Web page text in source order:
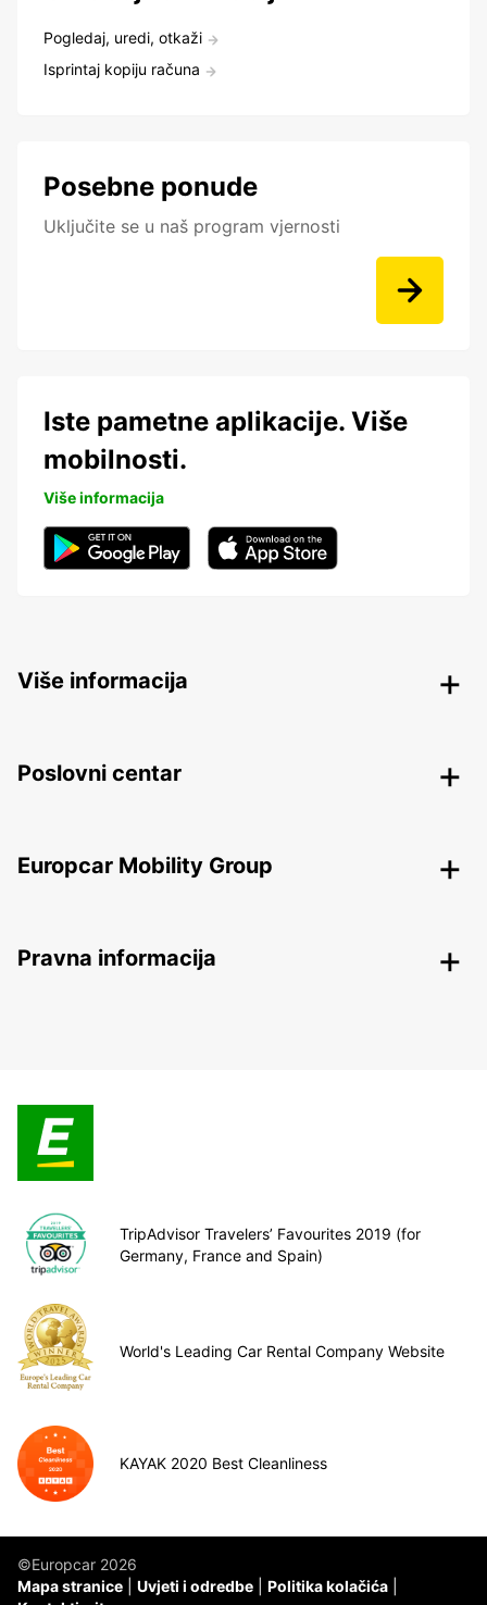
Pogledaj, uredi, otkaži
Isprintaj kopiju računa
Posebne ponude
Uključite se u naš program vjernosti
Iste pametne aplikacije. Više
mobilnosti.
Više informacija
Više informacija
Poslovni centar
Europcar Mobility Group
Pravna informacija
TripAdvisor Travelers’ Favourites 2019 (for
Germany, France and Spain)
World's Leading Car Rental Company Website
KAYAK 2020 Best Cleanliness
©Europcar 2026
Mapa stranice
Uvjeti i odredbe
Politika kolačića